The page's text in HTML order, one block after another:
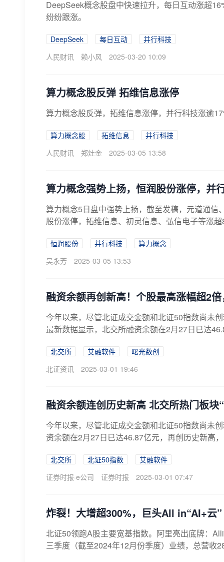
DeepSeek概念股盘中快速拉升，每日互动涨超
纷纷跟涨。
DeepSeek 每日互动
并行科技
人民财讯
赖小风 2025-03-20 10:09
算力概念股反弹 拓维信息涨停
算力概念股反弹，拓维信息涨停，并行科技涨逾
算力概念股 拓维信息
并行科技
人民财讯
郑灶金 2025-03-05 13:58
算力概念强势上扬，恒润股份涨停，并
算力概念5日盘中强势上扬，截至发稿，元道通
股份涨停，拓维信息、初灵信息、弘信电子等涨
恒润股份 并行科技
算力概念
吴永芳
2025-03-05 13:53
融资余额再创新高！个股最高涨幅超2
今年以来，尽管北证成交金额和北证50指数尚未
最新数据显示，北交所融资余额在2月27日已达
北交所 艾融软件
曙光数创
北证资讯
2025-03-01 19:46
融资余额连创历史新高 北交所热门板块
今年以来，尽管北证成交金额和北证50指数尚未
资余额在2月27日已达46.87亿元，再创历史新高
北交所 北证50指数
艾融软件
证券时报·e公司
证券时报 2025-03-01 07:47
炸裂！大增超300%，巨头All in“AI+云”
北证50领跑A股主要宽基指数。阿里亮出底牌：
三季度（截至2024年12月份季度）业绩，总营收